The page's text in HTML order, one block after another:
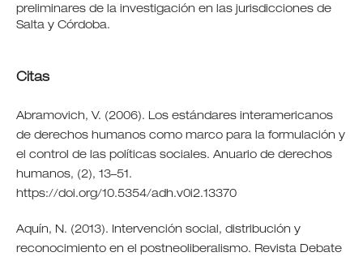
preliminares de la investigación en las jurisdicciones de
Salta y Córdoba.
Citas
Abramovich, V. (2006). Los estándares interamericanos
de derechos humanos como marco para la formulación y
el control de las políticas sociales. Anuario de derechos
humanos, (2), 13–51.
https://doi.org/10.5354/adh.v0i2.13370
Aquín, N. (2013). Intervención social, distribución y
reconocimiento en el postneoliberalismo. Revista Debate